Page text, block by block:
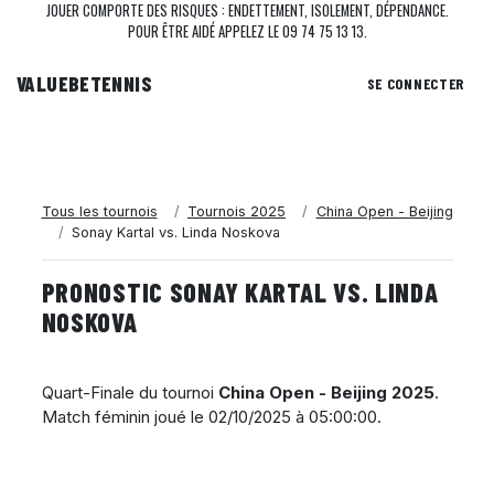
JOUER COMPORTE DES RISQUES : ENDETTEMENT, ISOLEMENT, DÉPENDANCE.
POUR ÊTRE AIDÉ APPELEZ LE 09 74 75 13 13.
VALUEBETENNIS SE CONNECTER
Tous les tournois Tournois 2025
China Open - Beijing
Sonay Kartal vs. Linda Noskova
PRONOSTIC SONAY KARTAL VS. LINDA
NOSKOVA
Quart-Finale du tournoi China Open - Beijing 2025.
Match féminin joué le 02/10/2025 à 05:00:00.